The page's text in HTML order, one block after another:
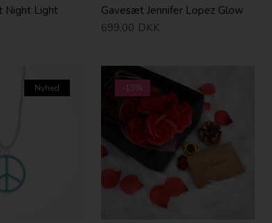
Night Light
Gavesæt Jennifer Lopez Glow
699,00 DKK
Nyhed -13%